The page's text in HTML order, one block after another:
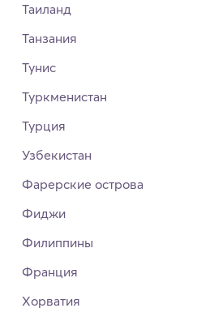
Таиланд
Танзания
Тунис
Туркменистан
Турция
Узбекистан
Фарерские острова
Фиджи
Филиппины
Франция
Хорватия